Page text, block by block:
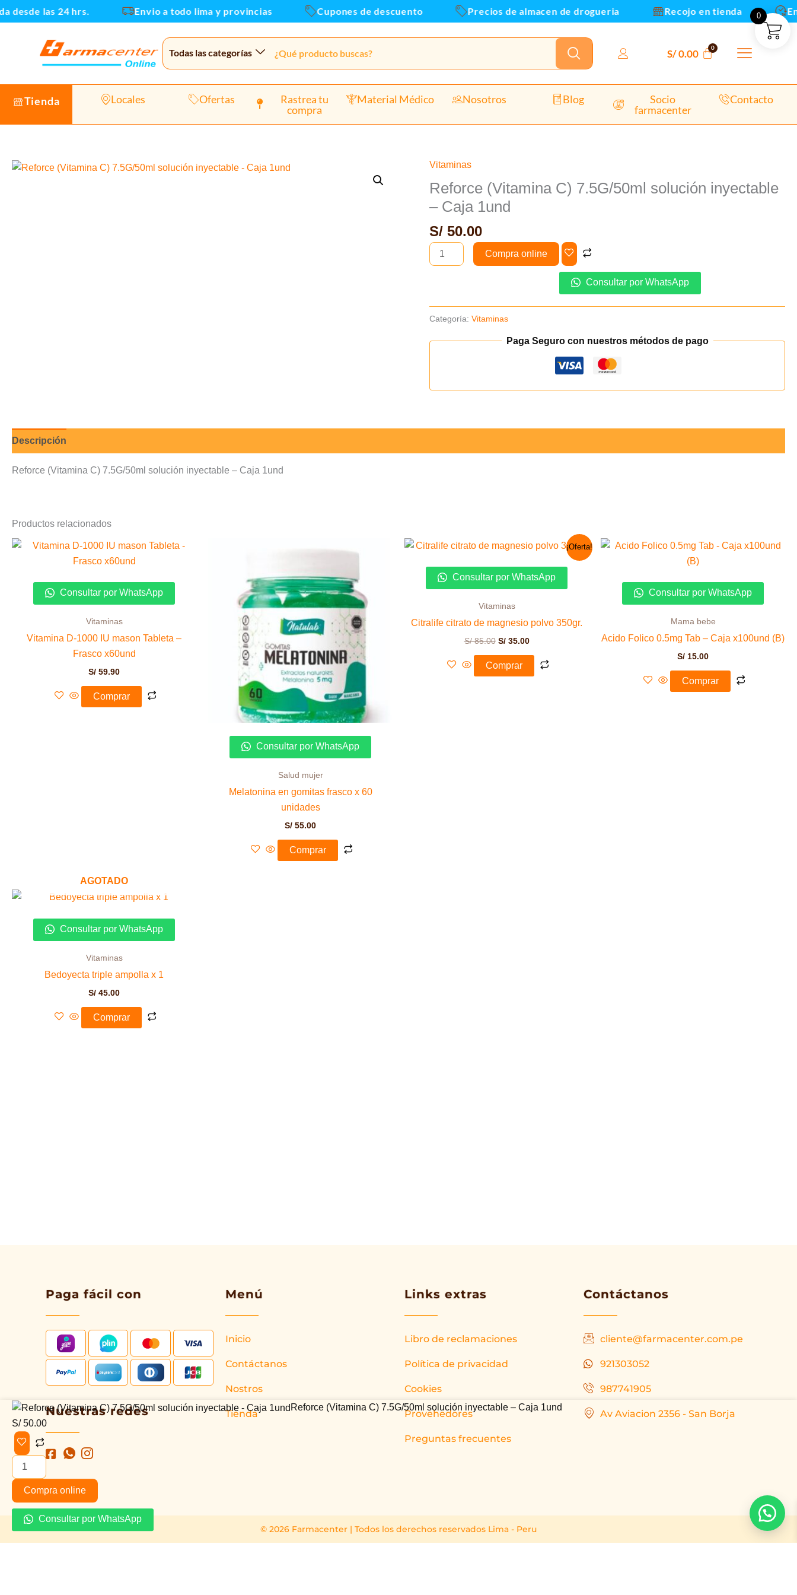
Ir
al
las 24 hrs. Envio a todo lima y provincias Cupones de descuento Precios de almacen de drogueria Recojo en tienda
Todas las categorías S/0.00
Tienda Locales Ofertas
Rastrea tu
compra
Material Médico Nosotros Blog
Socio
farmacenter
Contacto
Vitaminas
Reforce (Vitamina C) 7.5G/50ml solución inyectable
– Caja 1und
S/ 50.00
Reforce
(Vitamina
7.5G/50ml
solución
inyectable
-
cantidad
Compra online
Consultar por WhatsApp
Categoría:Vitaminas
Paga Seguro con nuestros métodos de pago
Descripción
Reforce (Vitamina C) 7.5G/50ml solución inyectable – Caja 1und
Productos relacionados
Consultar por WhatsApp
Vitaminas
Vitamina D-1000 IU mason Tableta –
Frasco x60und
S/ 59.90
Comprar
Consultar por WhatsApp
Salud mujer
Melatonina en gomitas frasco x 60
unidades
S/ 55.00
Comprar
¡Oferta!
Consultar por WhatsApp
Vitaminas
Citralife citrato de magnesio polvo 350gr.
S/85.00
El
precio
era:
S/35.00
El
precio
es:
Comprar
Consultar por WhatsApp
Mama bebe
Acido Folico 0.5mg Tab – Caja x100und (B)
S/ 15.00
Comprar
AGOTADO
Consultar por WhatsApp
Vitaminas
Bedoyecta triple ampolla x 1
S/ 45.00
Comprar
Paga fácil con
Nuestras redes
Menú
Inicio
Contáctanos
Nostros
Tienda
Links extras
Libro de reclamaciones
Política de privacidad
Cookies
Provehedores
Preguntas frecuentes
Contáctanos
cliente@farmacenter.com.pe
921303052
987741905
Av Aviacion 2356 - San Borja
© 2026 Farmacenter | Todos los derechos reservados Lima - Peru
0
Reforce (Vitamina C) 7.5G/50ml solución inyectable – Caja 1und
S/50.00
Reforce
(Vitamina
C)
7.5G/50ml
solución
inyectable
-
Caja
1und
cantidad
Compra online
Consultar por WhatsApp